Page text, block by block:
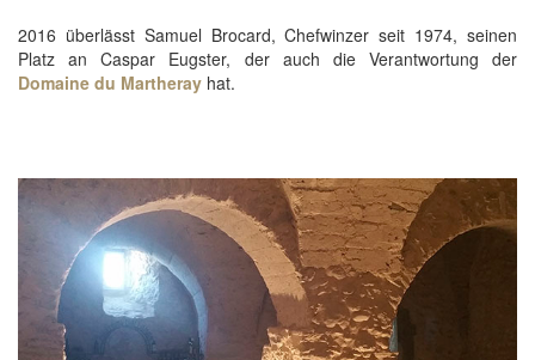
2016 überlässt Samuel Brocard, Chefwinzer seit 1974, seinen
Platz an Caspar Eugster, der auch die Verantwortung der
Domaine du Martheray hat.